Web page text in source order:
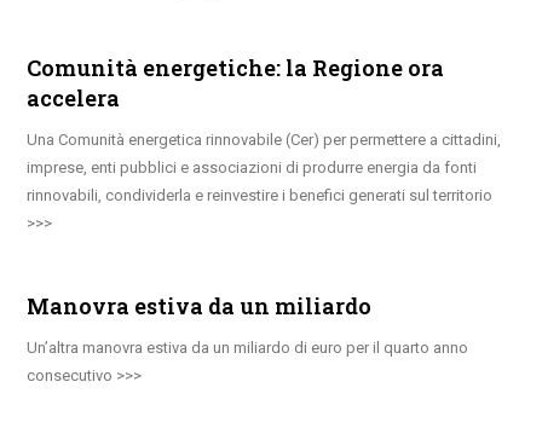
Comunità energetiche: la Regione ora
accelera
Una Comunità energetica rinnovabile (Cer) per permettere a cittadini,
imprese, enti pubblici e associazioni di produrre energia da fonti
rinnovabili, condividerla e reinvestire i benefici generati sul territorio
Manovra estiva da un miliardo
Un’altra manovra estiva da un miliardo di euro per il quarto anno
consecutivo